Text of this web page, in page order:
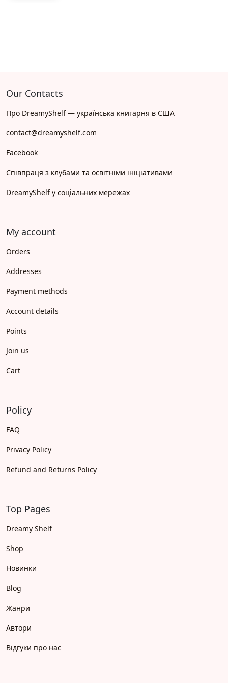
Our Contacts
Про DreamyShelf — українська книгарня в США
contact@dreamyshelf.com
Facebook
Співпраця з клубами та освітніми ініціативами
DreamyShelf у соціальних мережах
My account
Orders
Addresses
Payment methods
Account details
Points
Join us
Cart
Policy
FAQ
Privacy Policy
Refund and Returns Policy
Top Pages
Dreamy Shelf
Shop
Новинки
Blog
Жанри
Автори
Відгуки про нас